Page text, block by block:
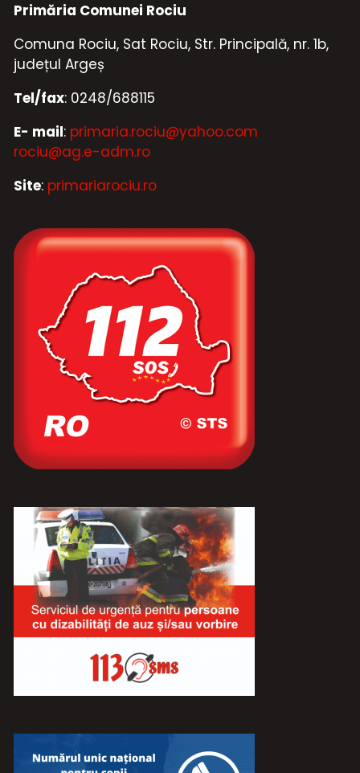
Primăria Comunei Rociu
Comuna Rociu, Sat Rociu, Str. Principală, nr. 1b,
județul Argeș
Tel/fax: 0248/688115
E- mail: primaria.rociu@yahoo.com
rociu@ag.e-adm.ro
Site: primariarociu.ro